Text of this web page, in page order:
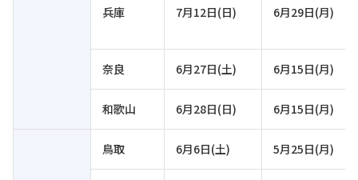
兵庫 7月12日(日) 6月29日(月)
奈良 6月27日(土) 6月15日(月)
和歌山 6月28日(日) 6月15日(月)
鳥取 6月6日(土) 5月25日(月)